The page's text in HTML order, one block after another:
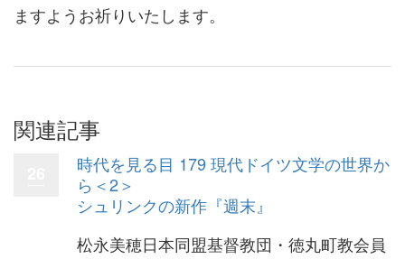
ますようお祈りいたします。
関連記事
時代を見る目 179 現代ドイツ文学の世界か
ら＜2＞
シュリンクの新作『週末』
松永美穂日本同盟基督教団・徳丸町教会員